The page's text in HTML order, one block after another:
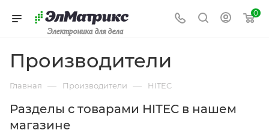
Электроника для дела
0
Производители
Главная — Производители — HITEC
Разделы с товарами HITEC в нашем
магазине